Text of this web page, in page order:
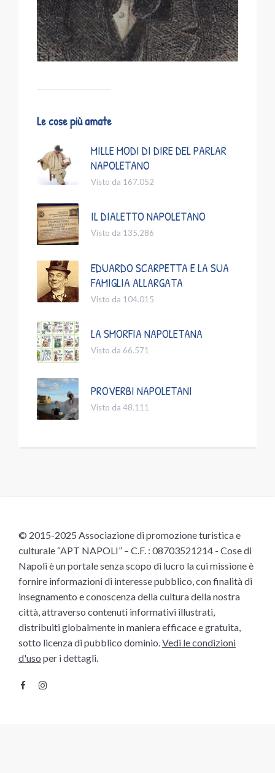
Le cose più amate
MILLE MODI DI DIRE DEL PARLAR
NAPOLETANO
Visto da 167.052
IL DIALETTO NAPOLETANO
Visto da 135.286
EDUARDO SCARPETTA E LA SUA
FAMIGLIA ALLARGATA
Visto da 104.015
LA SMORFIA NAPOLETANA
Visto da 66.571
PROVERBI NAPOLETANI
Visto da 48.111
© 2015-2025 Associazione di promozione turistica e
culturale “APT NAPOLI” – C.F. : 08703521214 - Cose di
Napoli è un portale senza scopo di lucro la cui missione è
fornire informazioni di interesse pubblico, con finalità di
insegnamento e conoscenza della cultura della nostra
città, attraverso contenuti informativi illustrati,
distribuiti globalmente in maniera efficace e gratuita,
sotto licenza di pubblico dominio.Vedi le condizioni
d'uso per i dettagli.